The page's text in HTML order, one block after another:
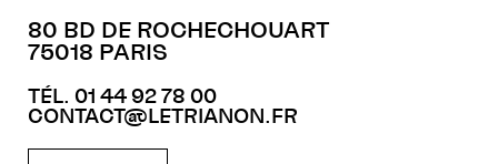
80 BD DE ROCHECHOUART
75018 PARIS
TÉL. 01 44 92 78 00
CONTACT@LETRIANON.FR